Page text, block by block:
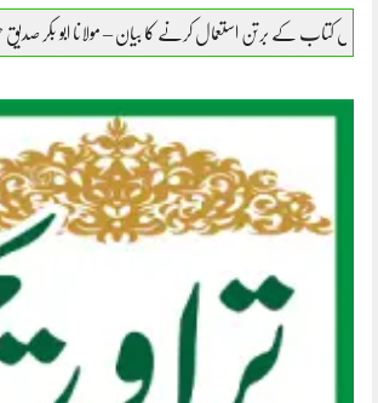
کرنے کا بیان – مولانا ابو بکر صدیق حفظہ اللہ اہل